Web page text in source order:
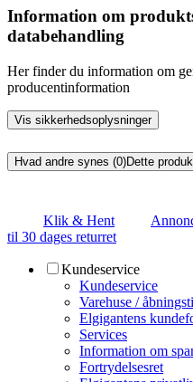
Information om
databehandling
Her finder du information om
producentinformation
Vis sikkerhedsoplysninger
Hvad andre synes (0)Dette
Klik & Hent
til 30 dages returret
Kundeservice
Kundeservice
Varehuse /
Elgigantens
Services
Information om
Fortrydelsesret